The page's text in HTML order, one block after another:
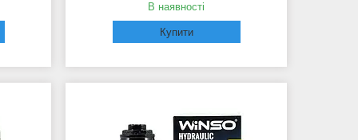
В наявності
Купити